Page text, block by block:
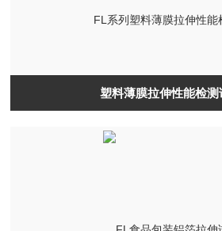
塑料薄膜拉伸性能检